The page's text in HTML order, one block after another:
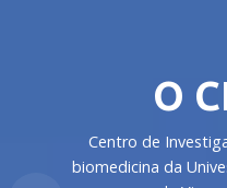
O
Centro de
biomedicina da